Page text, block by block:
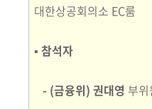
대한상공회의소 EC룸
▪ 참석자
- (금융위) 권대영 부